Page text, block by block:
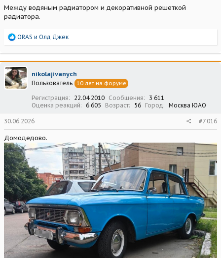
Между водяным радиатором и декоративной решеткой
радиатора.
Р
а
к
ц
и
и
ORAS и Олд Джек
nikolajivanych
Пользователь 10 лет на форуме
Регистрация 22.04.2010 Сообщения
3 611
Оценка реакций
6 605 Возраст 56 Город Москва ЮАО
30.06.2026 #7 016
Домодедово.